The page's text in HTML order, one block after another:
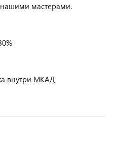
мастерами.
внутри МКАД